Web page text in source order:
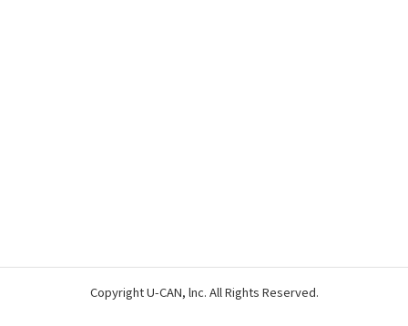
Copyright U-CAN, lnc. All Rights Reserved.